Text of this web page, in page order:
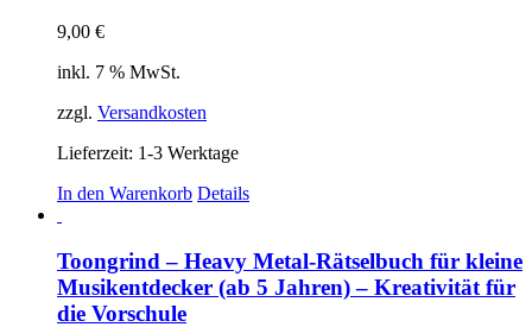
9,00 €
inkl. 7 % MwSt.
zzgl. Versandkosten
Lieferzeit: 1-3 Werktage
In den Warenkorb Details
Toongrind – Heavy Metal-Rätselbuch für kleine
Musikentdecker (ab 5 Jahren) – Kreativität für
die Vorschule